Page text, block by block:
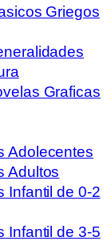
Griegos
Graficas
Adolecentes
Adultos
Infantil de 0-2
Infantil de 3-5